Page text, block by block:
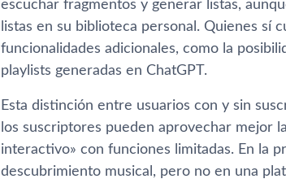
escuchar fragmentos y generar listas,
listas en su biblioteca personal. Quienes sí
funcionalidades adicionales, como la
playlists generadas en ChatGPT.
Esta distinción entre usuarios con y sin
los suscriptores pueden aprovechar mejor
interactivo» con funciones limitadas. En la
descubrimiento musical, pero no en una